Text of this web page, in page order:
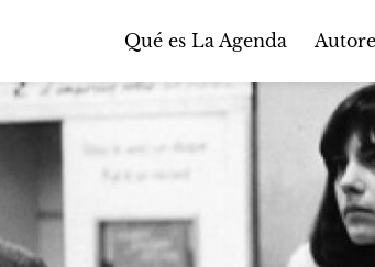
Qué es La Agenda